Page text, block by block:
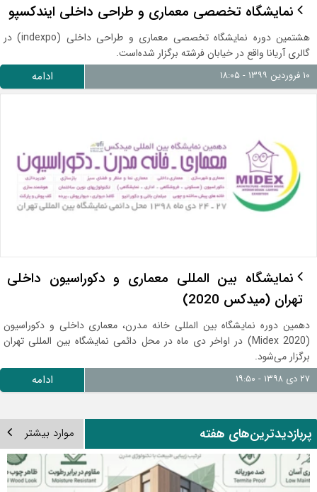
نمایشگاه تخصصی معماری و طراحی داخلی ایندکسپو
هشتمین دوره نمایشگاه تخصصی معماری و طراحی داخلی (indexpo) در
گالری آریانا واقع در خیابان فرشته برگزار شده‌است.
ادامه
نمایشگاه بین المللی معماری و دکوراسیون داخلی
تهران (میدکس 2020)
دهمین دوره نمایشگاه بین المللی خانه مدرن، معماری داخلی و دکوراسیون
(Midex 2020) در اواخر دی ماه در محل دائمی نمایشگاه بین المللی تهران
برگزار می‌شود.
۲۷ دی ۱۳۹۸ - ۱۹:۵۰ ادامه
هفته موارد بیشتر